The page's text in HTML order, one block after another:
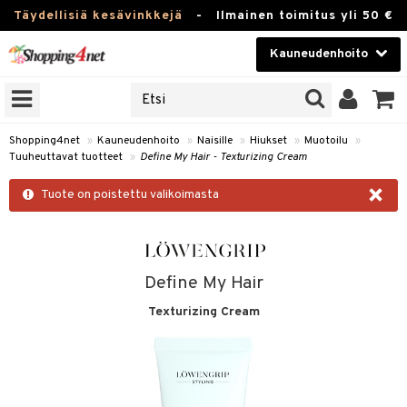
Täydellisiä kesävinkkejä - Ilmainen toimitus yli 50 €
Kauneudenhoito
Kauneudenhoito
Piilolinssit
Apteekki
Lelut, Lapsi & Vauva
Shopping4net » Kauneudenhoito » Naisille » Hiukset » Muotoilu
»
Tuuheuttavat tuotteet » Define My Hair - Texturizing Cream
×
Tuote on poistettu valikoimasta
Define My Hair
Texturizing Cream